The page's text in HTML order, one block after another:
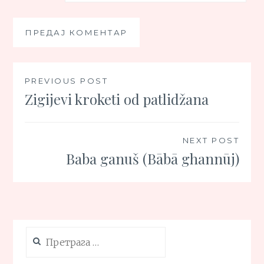
Кретање
чланка
PREVIOUS POST
Zigijevi kroketi od patlidžana
NEXT POST
Baba ganuš (Bābā ghannūj)
за: